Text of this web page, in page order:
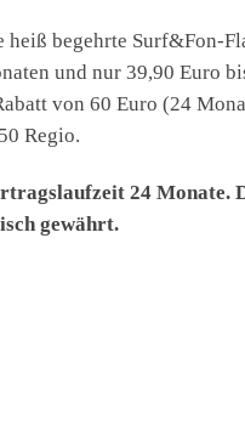
heiß begehrte Surf&Fon-
und nur 39,90 Euro
von 60 Euro (24
Regio.
24 Monate.
gewährt.